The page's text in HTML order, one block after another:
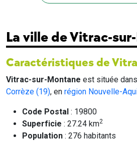
La ville de Vitrac-
Caractéristiques de
Vitrac-sur-Montane est située
Corrèze (19), en région Nouvelle-
Code Postal : 19800
Superficie : 27.24 km2
Population : 276 habitants